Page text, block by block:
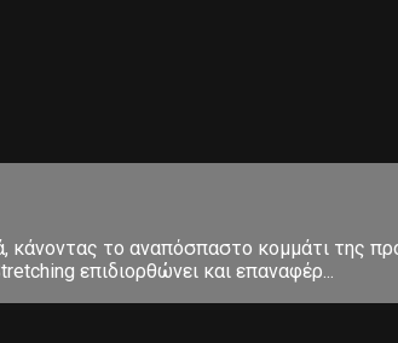
κάνοντας το αναπόσπαστο κομμάτι της
επιδιορθώνει και επαναφέρ...